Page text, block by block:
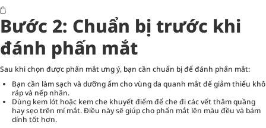
Bước 2: Chuẩn bị trước khi
đánh phấn mắt
Sau khi chọn được phấn mắt ưng ý, bạn cần chuẩn bị để đánh phấn mắt:
Bạn cần làm sạch và dưỡng ẩm cho vùng da quanh mắt để giảm thiểu khô
ráp và nếp nhăn.
Dùng kem lót hoặc kem che khuyết điểm để che đi các vết thâm quầng
hay sẹo trên mí mắt. Điều này sẽ giúp cho phấn mắt lên màu đều và bám
dính tốt hơn.